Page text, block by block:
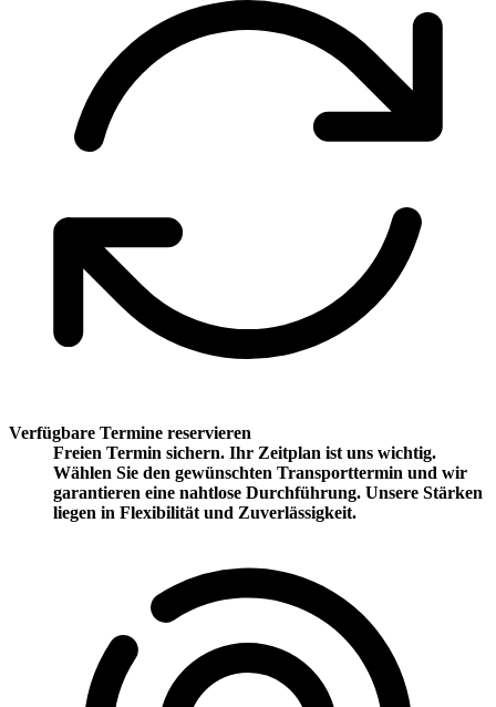
Verfügbare Termine reservieren
Freien Termin sichern. Ihr Zeitplan ist uns wichtig.
Wählen Sie den gewünschten Transporttermin und wir
garantieren eine nahtlose Durchführung. Unsere Stärken
liegen in Flexibilität und Zuverlässigkeit.